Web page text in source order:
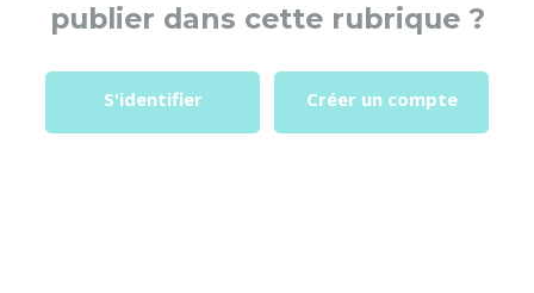
publier dans cette rubrique ?
S'identifier Créer un compte